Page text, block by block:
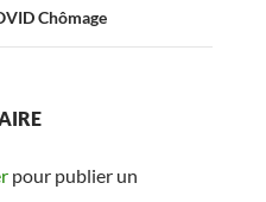
Chômage
pour publier un